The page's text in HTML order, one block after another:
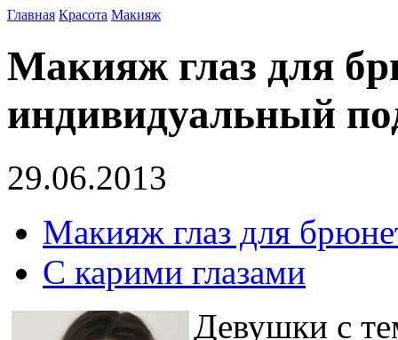
Главная Красота Макияж
Макияж глаз для
индивидуальный
29.06.2013
Макияж глаз для
С карими глазами
Девушки с